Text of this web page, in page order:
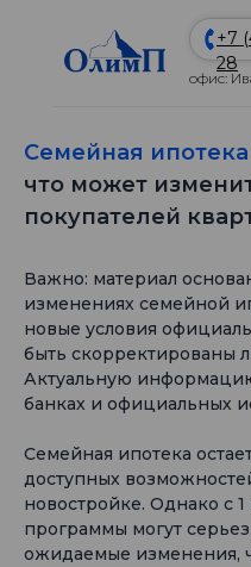
+7
28
офис:
Семейная
что может
покупателей
Важно: материал
изменениях семейной
новые условия
быть скорректированы
Актуальную
банках и официальных
Семейная ипотека
доступных
новостройке. Однако с
программы могут
ожидаемые изменения,